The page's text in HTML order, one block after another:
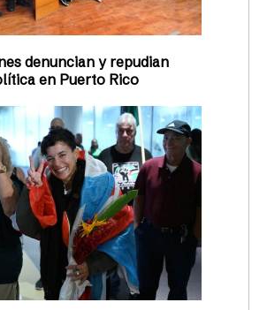
denuncian y repudian
en Puerto Rico